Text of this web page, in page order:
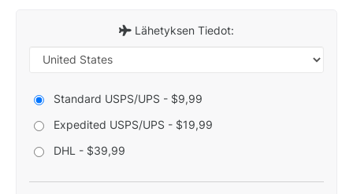
Lähetyksen Tiedot:
Standard USPS/UPS - $9,99
Expedited USPS/UPS - $19,99
DHL - $39,99